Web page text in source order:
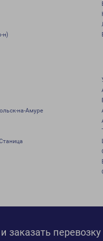
н)
на-Амуре
заказать перевозку